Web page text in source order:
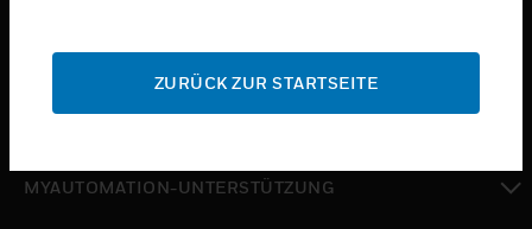
SUPPORT
toggle view
toggle view
MYAUTOMATION-UNTERSTÜTZUNG
ZURÜCK ZUR STARTSEITE